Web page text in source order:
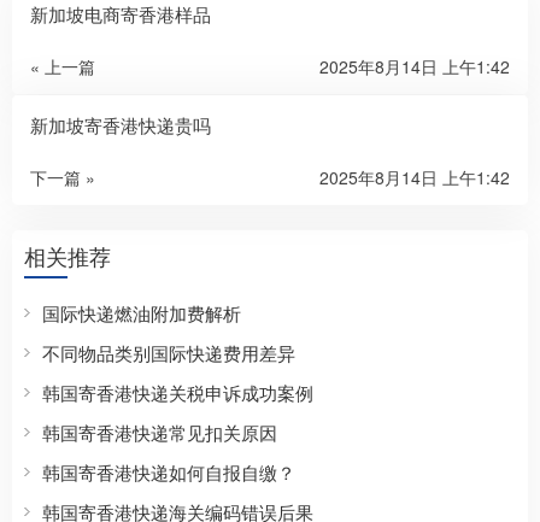
新加坡电商寄香港样品
« 上一篇 2025年8月14日 上午1:42
新加坡寄香港快递贵吗
下一篇 » 2025年8月14日 上午1:42
相关推荐
国际快递燃油附加费解析
不同物品类别国际快递费用差异
韩国寄香港快递关税申诉成功案例
韩国寄香港快递常见扣关原因
韩国寄香港快递如何自报自缴？
韩国寄香港快递海关编码错误后果